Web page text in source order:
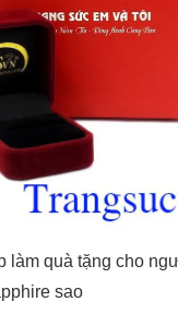
làm quà tặng cho
sao